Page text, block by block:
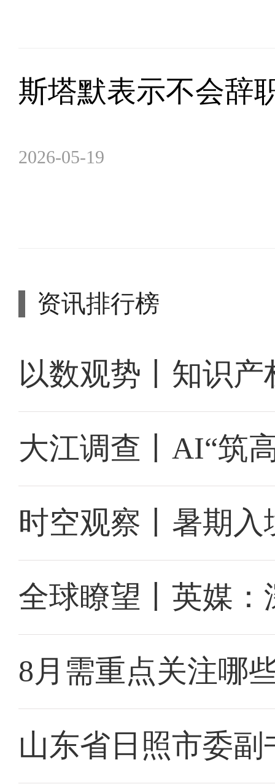
斯塔默表示不会辞
2026-05-19
资讯排行榜
以数观势丨知识
大江调查丨AI“筑
时空观察丨暑期入
全球瞭望丨英媒
8月需重点关注哪
山东省日照市委